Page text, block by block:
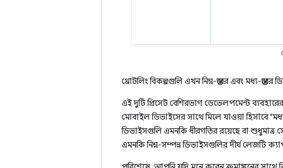
থ্রোটলিং বিকল্পগুলি এখন নিম্ন-স্তরের এবং মধ্য-
এই দুটি প্রিসেট বেশিরভাগ ডেভেলপমেন্ট
মোবাইল ডিভাইসের সাথে মিলে যাওয়া হিসাবে
ডিভাইসগুলি এমনকি ধীরগতির রয়েছে বা শুধুমাত্র
এমনকি নিম্ন-সম্পন্ন ডিভাইসগুলির দীর্ঘ লেজটি